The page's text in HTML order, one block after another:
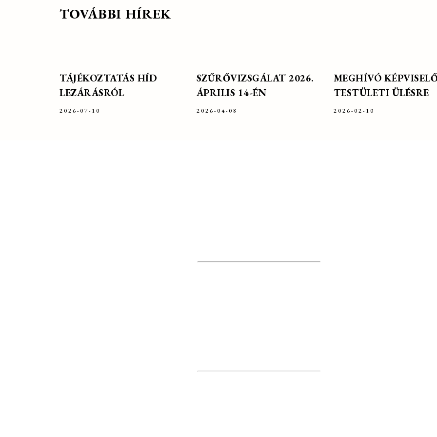
TOVÁBBI HÍREK
TÁJÉKOZTATÁS HÍD
LEZÁRÁSRÓL
2026-07-10
SZŰRŐVIZSGÁLAT 2026.
ÁPRILIS 14-ÉN
2026-04-08
MEGHÍVÓ
TESTÜLETI ÜLÉSRE
2026-02-10